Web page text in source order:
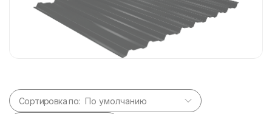
Сортировка по: